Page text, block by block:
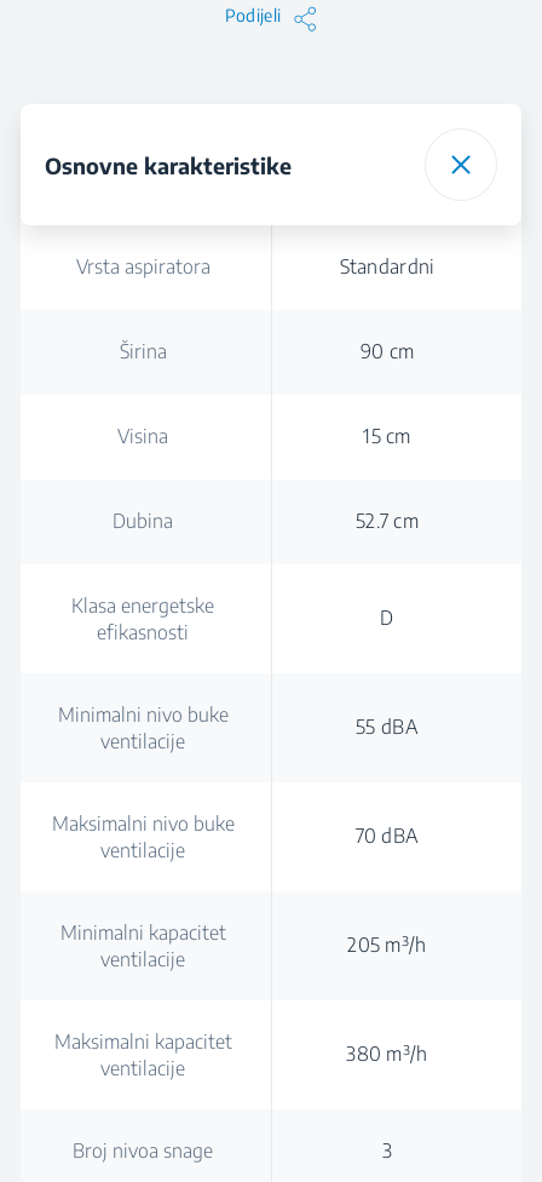
Podijeli
Osnovne karakteristike
Vrsta aspiratora Standardni
Širina 90 cm
Visina 15 cm
Dubina 52.7 cm
Klasa energetske
efikasnosti
D
Minimalni nivo buke
ventilacije
55 dBA
Maksimalni nivo buke
ventilacije
70 dBA
Minimalni kapacitet
ventilacije
205 m³/h
Maksimalni kapacitet
ventilacije
380 m³/h
Broj nivoa snage 3